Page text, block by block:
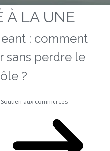
À LA UNE
: comment
sans perdre le
?
aux commerces